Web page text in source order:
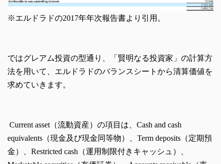
※エルドラドの2017年年次報告書より引用。
ではグレアム投資の型通り、「賢明なる投資家」の計算方
法を用いて、エルドラドのバランスシートから清算価値を
求めていきます。
Current asset（流動資産）の項目は、Cash and cash
equivalents（現金及び現金同等物）、Term deposits（定期預
金）、Restricted cash（運用制限付きキャッシュ）、